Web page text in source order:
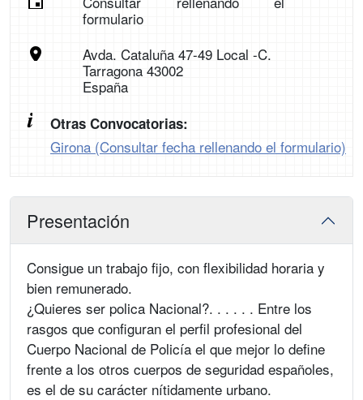
formulario
Avda. Cataluña 47-49 Local -C.
Tarragona 43002
España
Otras Convocatorias:
Girona (Consultar fecha rellenando el formulario)
Presentación
Consigue un trabajo fijo, con flexibilidad horaria y
bien remunerado.
¿Quieres ser polica Nacional?. . . . . . Entre los
rasgos que configuran el perfil profesional del
Cuerpo Nacional de Policía el que mejor lo define
frente a los otros cuerpos de seguridad españoles,
es el de su carácter nítidamente urbano.